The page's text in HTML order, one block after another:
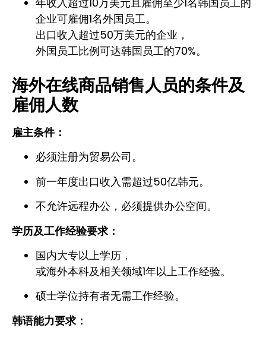
企业可雇佣1名外国员工。
出口收入超过50万美元的企业，
外国员工比例可达韩国员工的70%。
海外在线商品销售人员的条件及
雇佣人数
雇主条件：
必须注册为贸易公司。
前一年度出口收入需超过50亿韩元。
不允许远程办公，必须提供办公空间。
学历及工作经验要求：
国内大专以上学历，
或海外本科及相关领域1年以上工作经验。
硕士学位持有者无需工作经验。
韩语能力要求：